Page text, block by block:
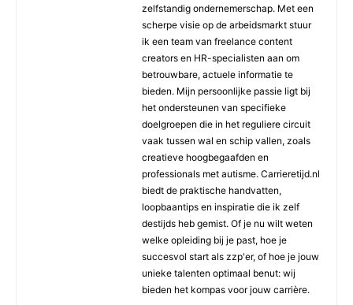
zelfstandig ondernemerschap. Met een
scherpe visie op de arbeidsmarkt stuur
ik een team van freelance content
creators en HR-specialisten aan om
betrouwbare, actuele informatie te
bieden. Mijn persoonlijke passie ligt bij
het ondersteunen van specifieke
doelgroepen die in het reguliere circuit
vaak tussen wal en schip vallen, zoals
creatieve hoogbegaafden en
professionals met autisme. Carrieretijd.nl
biedt de praktische handvatten,
loopbaantips en inspiratie die ik zelf
destijds heb gemist. Of je nu wilt weten
welke opleiding bij je past, hoe je
succesvol start als zzp'er, of hoe je jouw
unieke talenten optimaal benut: wij
bieden het kompas voor jouw carrière.